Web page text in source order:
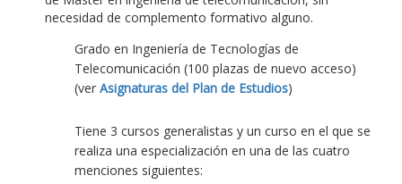
necesidad de complemento formativo alguno.
Grado en Ingeniería de Tecnologías de
Telecomunicación (100 plazas de nuevo acceso)
(ver Asignaturas del Plan de Estudios)
Tiene 3 cursos generalistas y un curso en el que se
realiza una especialización en una de las cuatro
menciones siguientes: